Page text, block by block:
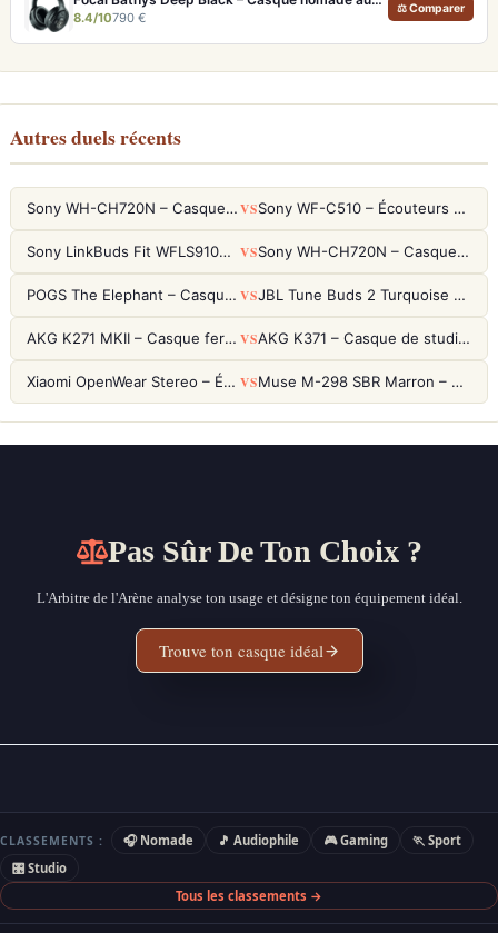
8.4/10790 €
⚖ Comparer
Autres duels récents
Sony WH-CH720N – Casque ANC 35h, Ultra-léger (192g) avec Processeur V1 VS Sony WF-C510 – Écouteurs True Wireless compacts, autonomie 22h et multipoint
Sony LinkBuds Fit WFLS910NW Blanc – Écouteurs Sport Ailes ANC VS Sony WH-CH720N – Casque ANC 35h, Ultra-léger (192g) avec Processeur V1
POGS The Elephant – Casque Filaire Enfants 85dB POGS-Safe™ (Éco-Responsable) VS JBL Tune Buds 2 Turquoise – Écouteurs True Wireless avec ANC et autonomie 48h
AKG K271 MKII – Casque fermé studio fiable pour une écoute neutre VS AKG K371 – Casque de studio fermé 50mm titane, réponse 5Hz-50kHz
Xiaomi OpenWear Stereo – Écouteurs Open-Ear Hi-Res avec réduction de fuite sonore VS Muse M-298 SBR Marron – Casque Bluetooth ANC avec 66h d'autonomie
Pas Sûr De Ton Choix ?
L'Arbitre de l'Arène analyse ton usage et désigne ton équipement idéal.
Trouve ton casque idéal
CLASSEMENTS : 🎧 Nomade 🎵 Audiophile 🎮 Gaming
🏃 Sport
🎛 Studio
Tous les classements →